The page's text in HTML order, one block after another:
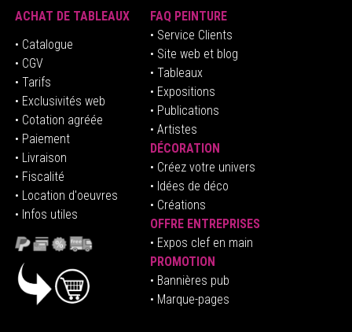
ACHAT DE TABLEAUX
• Catalogue
• CGV
• Tarifs
• Exclusivités web
• Cotation agréée
• Paiement
• Livraison
• Fiscalité
• Location d'oeuvres
• Infos utiles
FAQ PEINTURE
• Service Clients
• Site web et blog
• Tableaux
• Expositions
• Publications
• Artistes
DÉCORATION
• Créez votre univers
• Idées de déco
• Créations
OFFRE ENTREPRISES
• Expos clef en main
PROMOTION
• Bannières pub
• Marque-pages